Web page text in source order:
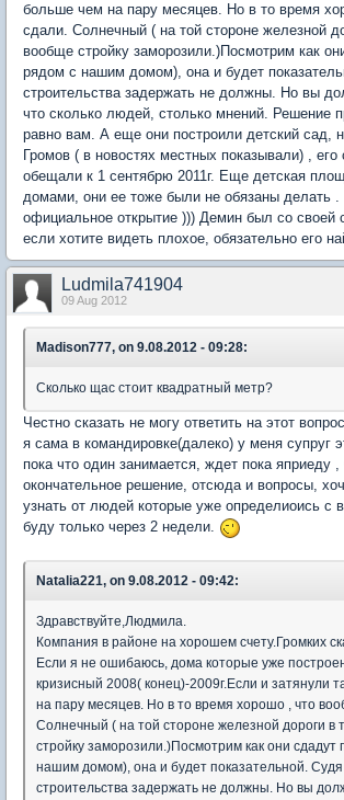
больше чем на пару месяцев. Но в то время
сдали. Солнечный ( на той стороне железной
вообще стройку заморозили.)Посмотрим как
рядом с нашим домом), она и будет
строительства задержать не должны. Но вы
что сколько людей, столько мнений. Решение
равно вам. А еще они построили детский сад,
Громов ( в новостях местных показывали) , его
обещали к 1 сентябрю 2011г. Еще детская
домами, они ее тоже были не обязаны делать
официальное открытие ))) Демин был со своей
если хотите видеть плохое, обязательно его
Ludmila741904
09 Aug 2012
Madison777, on 9.08.2012 - 09:28:
Сколько щас стоит квадратный метр?
Честно сказать не могу ответить на этот
я сама в командировке(далеко) у меня супруг
пока что один занимается, ждет пока яприеду ,
окончательное решение, отсюда и вопросы,
узнать от людей которые уже определиоись с
буду только через 2 недели.
Natalia221, on 9.08.2012 - 09:42:
Здравствуйте,Людмила.
Компания в районе на хорошем счету.Громких
Если я не ошибаюсь, дома которые уже
кризисный 2008( конец)-2009г.Если и затянули
на пару месяцев. Но в то время хорошо , что
Солнечный ( на той стороне железной дороги в
стройку заморозили.)Посмотрим как они сдадут
нашим домом), она и будет показательной.
строительства задержать не должны. Но вы